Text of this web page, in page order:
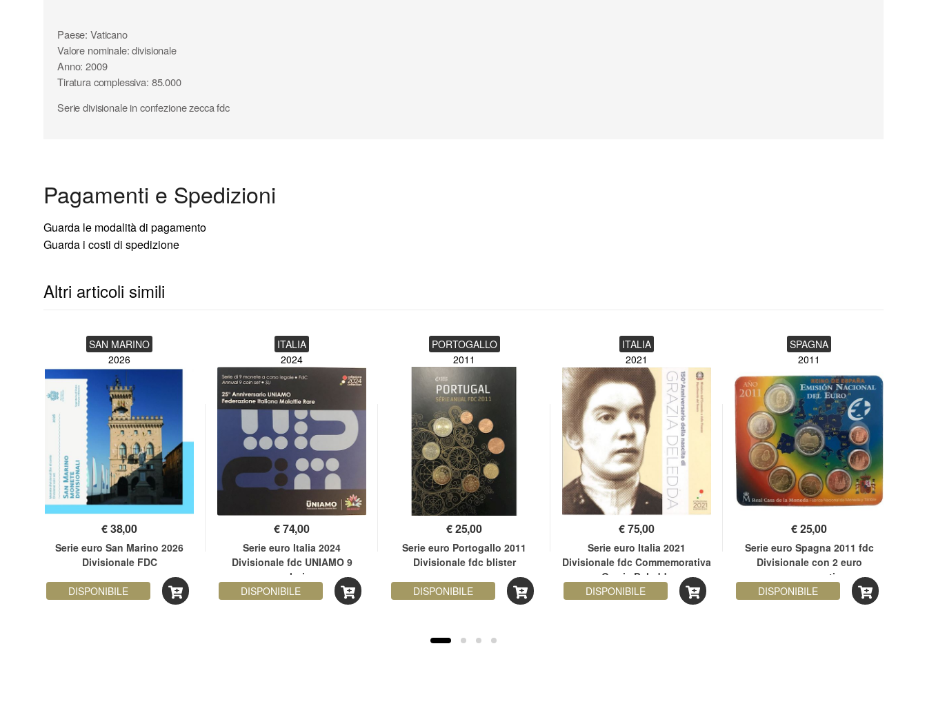
Paese: Vaticano
Valore nominale: divisionale
Anno: 2009
Tiratura complessiva: 85.000
Serie divisionale in confezione zecca fdc
Pagamenti e Spedizioni
Guarda le modalità di pagamento
Guarda i costi di spedizione
Altri articoli simili
SAN MARINO
2026
€38,00
Serie euro San Marino 2026
Divisionale FDC
DISPONIBILE
ITALIA
2024
€74,00
Serie euro Italia 2024
Divisionale fdc UNIAMO 9
valori
DISPONIBILE
PORTOGALLO
2011
€25,00
Serie euro Portogallo 2011
Divisionale fdc blister
DISPONIBILE
ITALIA
2021
€75,00
Serie euro Italia 2021
Divisionale fdc Commemorativa
Grazia Deledda
DISPONIBILE
SPAGNA
2011
€25,00
Serie euro Spagna 2011 fdc
Divisionale con 2 euro
commemorativo
DISPONIBILE